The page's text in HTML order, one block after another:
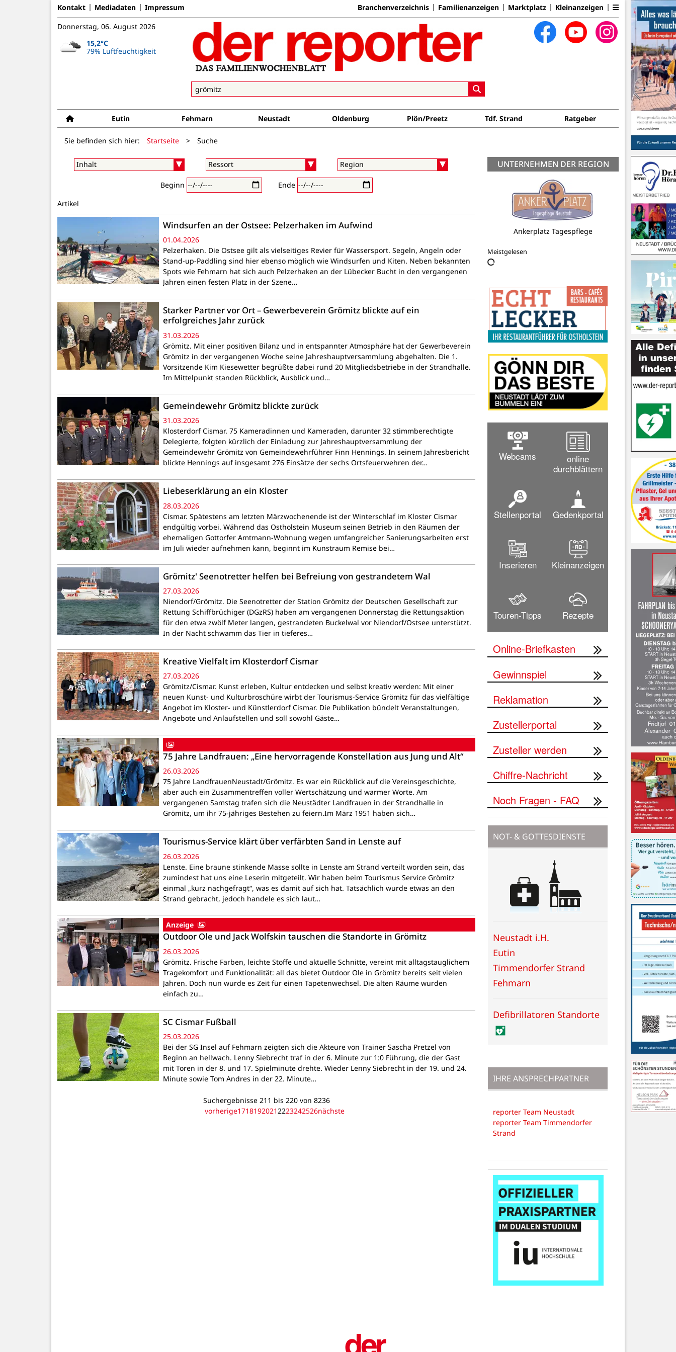
Kontakt Mediadaten Impressum Branchenverzeichnis Familienanzeigen Marktplatz Kleinanzeigen
Donnerstag, 06. August 2026
15,2°C
79% Luftfeuchtigkeit
Eutin Fehmarn Neustadt Oldenburg Plön/Preetz Tdf. Strand Ratgeber
Sie befinden sich hier: Startseite > Suche
Beginn
Ende
Artikel
Windsurfen an der Ostsee: Pelzerhaken im Aufwind
01.04.2026
Pelzerhaken. Die Ostsee gilt als vielseitiges Revier für Wassersport. Segeln, Angeln oder
Stand-up-Paddling sind hier ebenso möglich wie Windsurfen und Kiten. Neben bekannten
Spots wie Fehmarn hat sich auch Pelzerhaken an der Lübecker Bucht in den vergangenen
Jahren einen festen Platz in der Szene…
Starker Partner vor Ort – Gewerbeverein Grömitz blickte auf ein
erfolgreiches Jahr zurück
31.03.2026
Grömitz. Mit einer positiven Bilanz und in entspannter Atmosphäre hat der Gewerbeverein
Grömitz in der vergangenen Woche seine Jahreshauptversammlung abgehalten. Die 1.
Vorsitzende Kim Kiesewetter begrüßte dabei rund 20 Mitgliedsbetriebe in der Strandhalle.
Im Mittelpunkt standen Rückblick, Ausblick und…
Gemeindewehr Grömitz blickte zurück
31.03.2026
Klosterdorf Cismar. 75 Kameradinnen und Kameraden, darunter 32 stimmberechtigte
Delegierte, folgten kürzlich der Einladung zur Jahreshauptversammlung der
Gemeindewehr Grömitz von Gemeindewehrführer Finn Hennings. In seinem Jahresbericht
blickte Hennings auf insgesamt 276 Einsätze der sechs Ortsfeuerwehren der…
Liebeserklärung an ein Kloster
28.03.2026
Cismar. Spätestens am letzten Märzwochenende ist der Winterschlaf im Kloster Cismar
endgültig vorbei. Während das Ostholstein Museum seinen Betrieb in den Räumen der
ehemaligen Gottorfer Amtmann-Wohnung wegen umfangreicher Sanierungsarbeiten erst
im Juli wieder aufnehmen kann, beginnt im Kunstraum Remise bei…
Grömitz' Seenotretter helfen bei Befreiung von gestrandetem Wal
27.03.2026
Niendorf/Grömitz. Die Seenotretter der Station Grömitz der Deutschen Gesellschaft zur
Rettung Schiffbrüchiger (DGzRS) haben am vergangenen Donnerstag die Rettungsaktion
für den etwa zwölf Meter langen, gestrandeten Buckelwal vor Niendorf/Ostsee unterstützt.
In der Nacht schwamm das Tier in tieferes…
Kreative Vielfalt im Klosterdorf Cismar
27.03.2026
Grömitz/Cismar. Kunst erleben, Kultur entdecken und selbst kreativ werden: Mit einer
neuen Kunst- und Kulturbroschüre wirbt der Tourismus-Service Grömitz für das vielfältige
Angebot im Kloster- und Künstlerdorf Cismar. Die Publikation bündelt Veranstaltungen,
Angebote und Anlaufstellen und soll sowohl Gäste…
75 Jahre Landfrauen: „Eine hervorragende Konstellation aus Jung und Alt“
26.03.2026
75 Jahre LandfrauenNeustadt/Grömitz. Es war ein Rückblick auf die Vereinsgeschichte,
aber auch ein Zusammentreffen voller Wertschätzung und warmer Worte. Am
vergangenen Samstag trafen sich die Neustädter Landfrauen in der Strandhalle in
Grömitz, um ihr 75-jähriges Bestehen zu feiern.Im März 1951 haben sich…
Tourismus-Service klärt über verfärbten Sand in Lenste auf
26.03.2026
Lenste. Eine braune stinkende Masse sollte in Lenste am Strand verteilt worden sein, das
zumindest hat uns eine Leserin mitgeteilt. Wir haben beim Tourismus Service Grömitz
einmal „kurz nachgefragt“, was es damit auf sich hat. Tatsächlich wurde etwas an den
Strand gebracht, jedoch handele es sich laut…
Anzeige
Outdoor Ole und Jack Wolfskin tauschen die Standorte in Grömitz
26.03.2026
Grömitz. Frische Farben, leichte Stoffe und aktuelle Schnitte, vereint mit alltagstauglichem
Tragekomfort und Funktionalität: all das bietet Outdoor Ole in Grömitz bereits seit vielen
Jahren. Doch nun wurde es Zeit für einen Tapetenwechsel. Die alten Räume wurden
einfach zu…
SC Cismar Fußball
25.03.2026
Bei der SG Insel auf Fehmarn zeigten sich die Akteure von Trainer Sascha Pretzel von
Beginn an hellwach. Lenny Siebrecht traf in der 6. Minute zur 1:0 Führung, die der Gast
mit Toren in der 8. und 17. Spielminute drehte. Wieder Lenny Siebrecht in der 19. und 24.
Minute sowie Tom Andres in der 22. Minute…
Suchergebnisse 211 bis 220 von 8236
vorherige17181920212223242526nächste
UNTERNEHMEN DER REGION
Ankerplatz Tagespflege
Meistgelesen
Webcams
online
durchblättern
Stellenportal Gedenkportal
Inserieren Kleinanzeigen
Touren-Tipps Rezepte
Online-Briefkasten
Gewinnspiel
Reklamation
Zustellerportal
Zusteller werden
Chiffre-Nachricht
Noch Fragen - FAQ
NOT- & GOTTESDIENSTE
Neustadt i.H.
Eutin
Timmendorfer Strand
Fehmarn
Defibrillatoren Standorte
IHRE ANSPRECHPARTNER
reporter Team Neustadt
reporter Team Timmendorfer
Strand